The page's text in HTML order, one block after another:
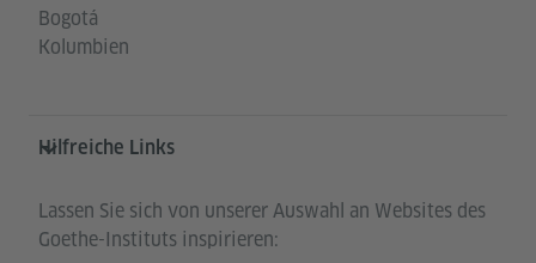
Bogotá
Kolumbien
Hilfreiche Links
Lassen Sie sich von unserer Auswahl an Websites des
Goethe-Instituts inspirieren: